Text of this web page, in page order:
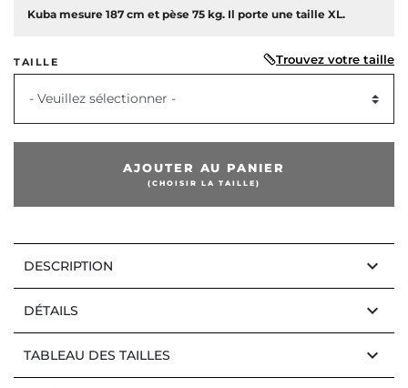
Kuba mesure 187 cm et pèse 75 kg. Il porte une taille XL.
TAILLE Trouvez votre taille
- Veuillez sélectionner -
AJOUTER AU PANIER
(CHOISIR LA TAILLE)
DESCRIPTION keyboard_arrow_down
DÉTAILS keyboard_arrow_down
TABLEAU DES TAILLES keyboard_arrow_down